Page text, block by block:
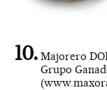
Majorero
Grupo